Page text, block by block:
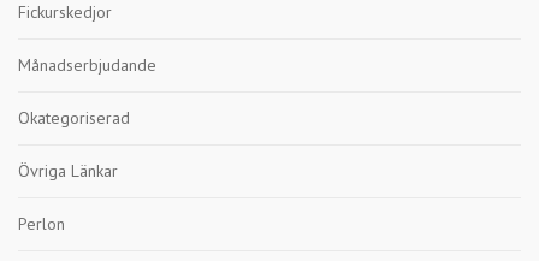
Fickurskedjor
Månadserbjudande
Okategoriserad
Övriga Länkar
Perlon